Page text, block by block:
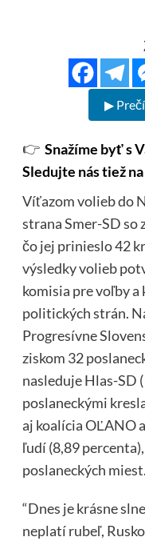
▶
👉 Snažíme byť s
Sledujte nás tiež
Víťazom volieb do
strana Smer-SD so
čo jej prinieslo 42
výsledky volieb
komisia pre voľby
politických strán.
Progresívne
ziskom 32
nasleduje Hlas-SD
poslaneckými
aj koalícia OĽANO
ľudí (8,89
poslaneckých miest.
“Dnes je krásne
neplatí rubeľ,